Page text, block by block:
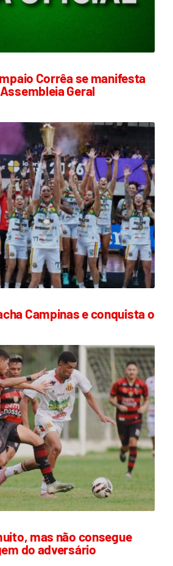
Corrêa se manifesta
Geral
Campinas e conquista o
mas não consegue
do adversário